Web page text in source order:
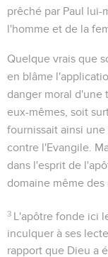
prêché par Paul
l'homme et de la
Quelque vrais que
en blâme
danger moral d'une
eux-mêmes, soit
fournissait ainsi
contre l'Evangile.
dans l'esprit de
domaine même des
3 L'apôtre fonde ici
inculquer à ses
rapport que Dieu a